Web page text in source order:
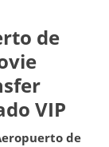
de
VIP
de